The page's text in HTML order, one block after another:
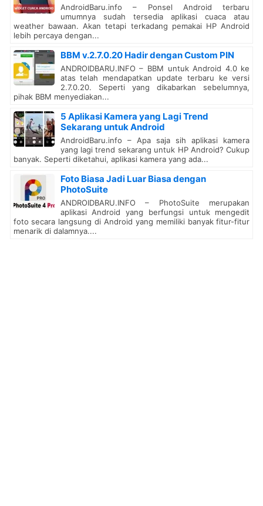
AndroidBaru.info – Ponsel Android terbaru
umumnya sudah tersedia aplikasi cuaca atau
weather bawaan. Akan tetapi terkadang pemakai HP Android
lebih percaya dengan...
BBM v.2.7.0.20 Hadir dengan Custom PIN
ANDROIDBARU.INFO – BBM untuk Android 4.0 ke
atas telah mendapatkan update terbaru ke versi
2.7.0.20. Seperti yang dikabarkan sebelumnya,
pihak BBM menyediakan...
5 Aplikasi Kamera yang Lagi Trend
Sekarang untuk Android
AndroidBaru.info – Apa saja sih aplikasi kamera
yang lagi trend sekarang untuk HP Android? Cukup
banyak. Seperti diketahui, aplikasi kamera yang ada...
Foto Biasa Jadi Luar Biasa dengan
PhotoSuite
ANDROIDBARU.INFO – PhotoSuite merupakan
aplikasi Android yang berfungsi untuk mengedit
foto secara langsung di Android yang memiliki banyak fitur-fitur
menarik di dalamnya....